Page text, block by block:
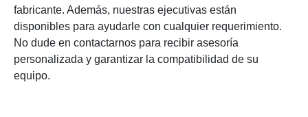
fabricante. Además, nuestras ejecutivas están
disponibles para ayudarle con cualquier requerimiento.
No dude en contactarnos para recibir asesoría
personalizada y garantizar la compatibilidad de su
equipo.